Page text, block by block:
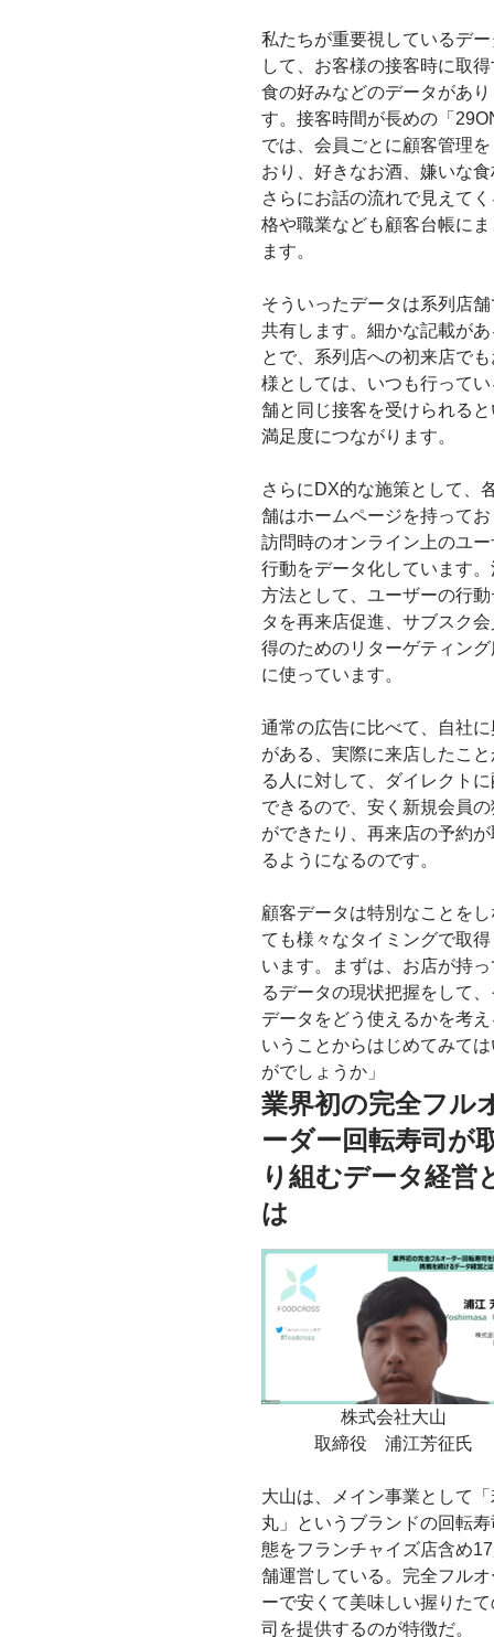
私たちが重要視しているデ
して、お客様の接客時に取
食の好みなどのデータがあ
す。接客時間が長めの「
では、会員ごとに顧客管理
おり、好きなお酒、嫌いな
さらにお話の流れで見えて
格や職業なども顧客台帳に
ます。
そういったデータは系列店
共有します。細かな記載が
とで、系列店への初来店で
様としては、いつも行って
舗と同じ接客を受けられる
満足度につながります。
さらにDX的な施策として、
舗はホームページを持って
訪問時のオンライン上のユ
行動をデータ化しています
方法として、ユーザーの行
タを再来店促進、サブスク
得のためのリターゲティン
に使っています。
通常の広告に比べて、自社
がある、実際に来店したこ
る人に対して、ダイレクト
できるので、安く新規会員
ができたり、再来店の予約
るようになるのです。
顧客データは特別なことを
ても様々なタイミングで取
います。まずは、お店が持
るデータの現状把握をして
データをどう使えるかを考
いうことからはじめてみて
がでしょうか」
業界初の完全フル
ーダー回転寿司が
り組むデータ経営
は
株式会社大山
取締役 浦江芳征氏
大山は、メイン事業として
丸」というブランドの回転
態をフランチャイズ店含め
舗運営している。完全フル
ーで安くて美味しい握りた
司を提供するのが特徴だ。